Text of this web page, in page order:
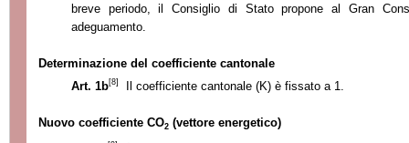
breve periodo, il Consiglio di Stato propone al Gran
adeguamento.
Determinazione del coefficiente cantonale
Art. 1b[8] Il coefficiente cantonale (K) è fissato a 1.
Nuovo coefficiente CO2 (vettore energetico)